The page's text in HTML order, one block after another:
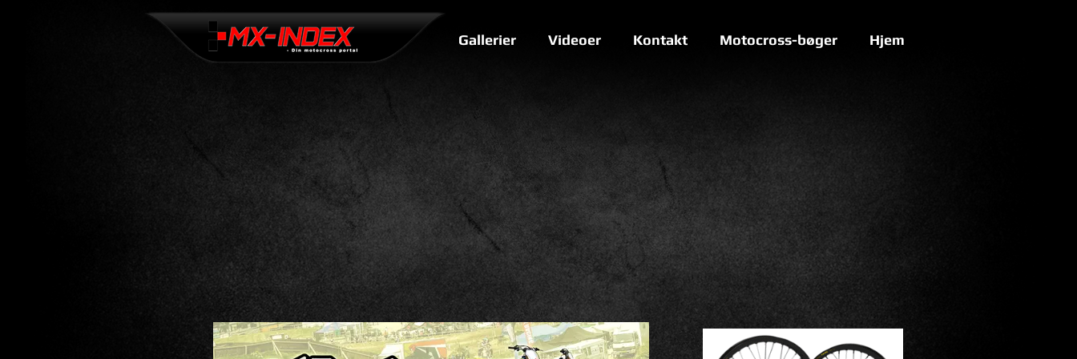
Gallerier Videoer Kontakt Motocross-bøger Hjem